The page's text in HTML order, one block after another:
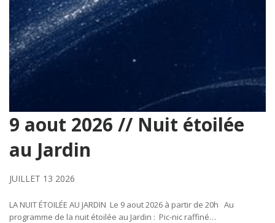
9 aout 2026 // Nuit étoilée
au Jardin
JUILLET 13 2026
LA NUIT ÉTOILÉE AU JARDIN Le 9 aout 2026 à partir de 20h Au
programme de la nuit étoilée au Jardin : Pic-nic raffiné…